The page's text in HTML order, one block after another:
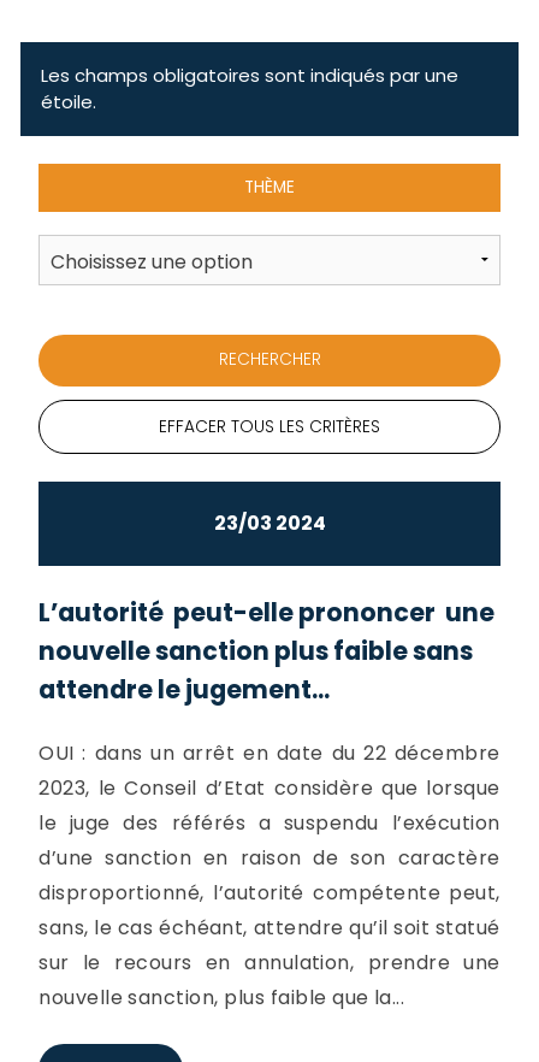
Les champs obligatoires sont indiqués par une
étoile.
THÈME
EFFACER TOUS LES CRITÈRES
23/03 2024
L’autorité peut-elle prononcer une
nouvelle sanction plus faible sans
attendre le jugement...
OUI : dans un arrêt en date du 22 décembre
2023, le Conseil d’Etat considère que lorsque
le juge des référés a suspendu l’exécution
d’une sanction en raison de son caractère
disproportionné, l’autorité compétente peut,
sans, le cas échéant, attendre qu’il soit statué
sur le recours en annulation, prendre une
nouvelle sanction, plus faible que la...